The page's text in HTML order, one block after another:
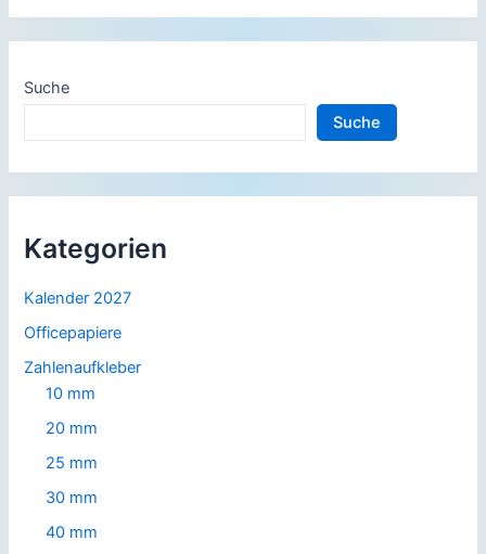
Suche
Suche
Kategorien
Kalender 2027
Officepapiere
Zahlenaufkleber
10 mm
20 mm
25 mm
30 mm
40 mm